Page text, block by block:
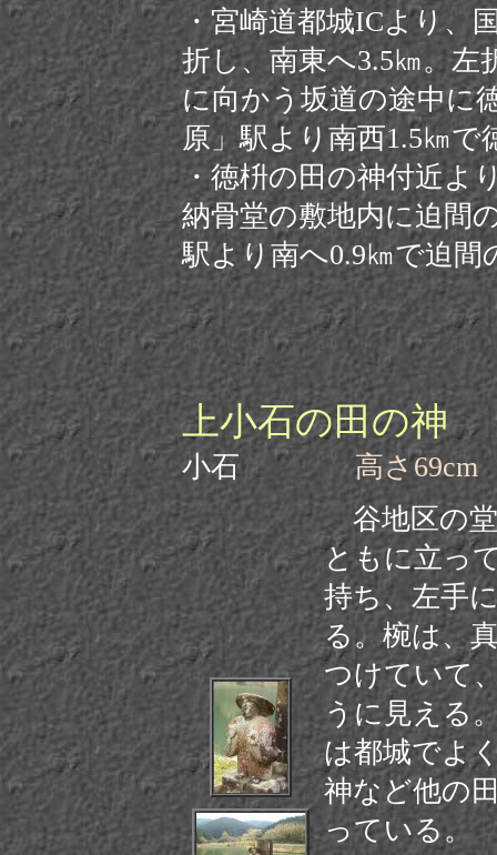
・宮崎道都城ICより、
折し、南東へ3.5㎞。左
に向かう坂道の途中に
原」駅より南西1.5㎞で
・徳枡の田の神付近よ
納骨堂の敷地内に迫間
駅より南へ0.9㎞で迫間
上小石の田の神北
小石高さ69cm
谷地区の堂
ともに立っ
持ち、左手
る。椀は、
つけていて
うに見える
は都城でよ
神など他の
っている。